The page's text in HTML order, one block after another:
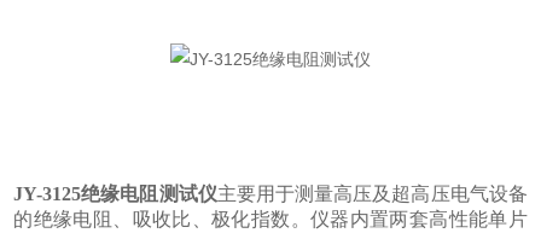
JY-3125绝缘电阻测试仪主要用于测量高压及超高压电气设备
的绝缘电阻、吸收比、极化指数。仪器内置两套高性能单片